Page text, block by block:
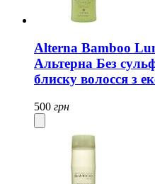
Alterna Bamboo
Альтерна Без
блиску волосся з
500 грн